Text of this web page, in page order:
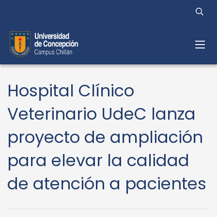
Hospital Clínico
Veterinario UdeC lanza
proyecto de ampliación
para elevar la calidad
de atención a pacientes